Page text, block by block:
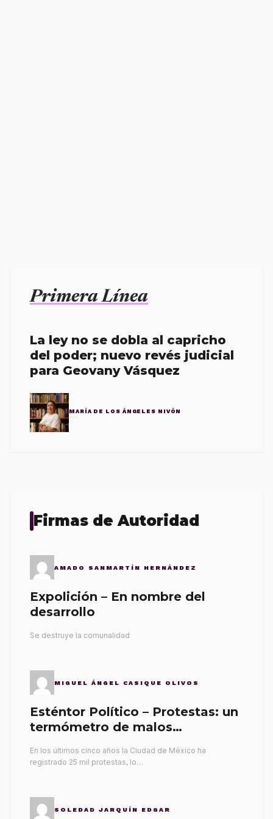
Primera Línea
La ley no se dobla al capricho
del poder; nuevo revés judicial
para Geovany Vásquez
MARÍA DE LOS ÁNGELES NIVÓN
Firmas de Autoridad
AMADO SANMARTÍN HERNÁNDEZ
Expolición – En nombre del
desarrollo
Se destruye la comunalidad
MIGUEL ÁNGEL CASIQUE OLIVOS
Esténtor Político – Protestas: un
termómetro de malos
En los últimos cinco años la Ciudad de México ha
registrado 25 mil protestas, lo…
SOLEDAD JARQUÍN EDGAR